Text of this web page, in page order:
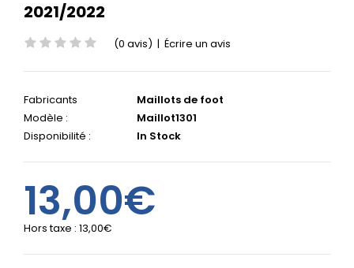
2021/2022
(0 avis) | Écrire un avis
Fabricants
Maillots de foot
Modèle :
Maillot1301
Disponibilité :
In Stock
13,00€
Hors taxe : 13,00€